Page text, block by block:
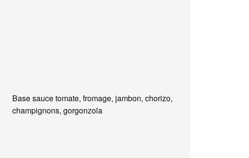
Base sauce tomate, fromage, jambon, chorizo,
champignons, gorgonzola